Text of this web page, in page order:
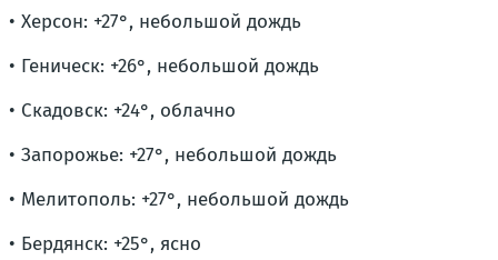
• Херсон: +27°, небольшой дождь
• Геническ: +26°, небольшой дождь
• Скадовск: +24°, облачно
• Запорожье: +27°, небольшой дождь
• Мелитополь: +27°, небольшой дождь
• Бердянск: +25°, ясно